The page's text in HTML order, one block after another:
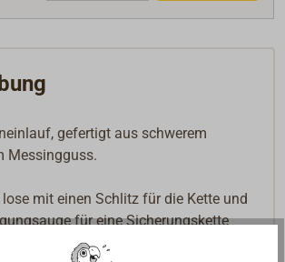
gefertigt aus schwerem
Messingguss.
lose mit einen Schlitz für die Kette und
für eine Sicherungskette